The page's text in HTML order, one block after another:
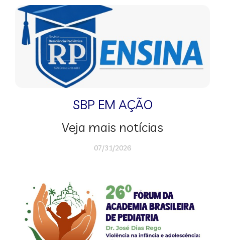
SBP EM AÇÃO
Veja mais notícias
07/31/2026